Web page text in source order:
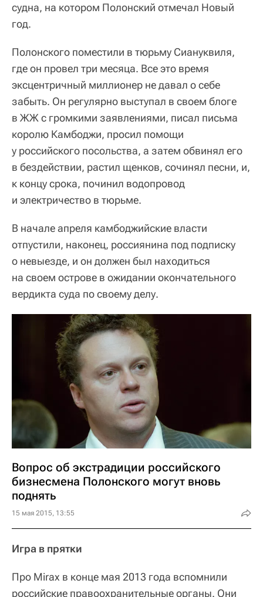
судна, на котором Полонский отмечал Новый
год.
Полонского поместили в тюрьму Сиануквиля,
где он провел три месяца. Все это время
эксцентричный миллионер не давал о себе
забыть. Он регулярно выступал в своем блоге
в ЖЖ с громкими заявлениями, писал письма
королю Камбоджи, просил помощи
у российского посольства, а затем обвинял его
в бездействии, растил щенков, сочинял песни, и,
к концу срока, починил водопровод
и электричество в тюрьме.
В начале апреля камбоджийские власти
отпустили, наконец, россиянина под подписку
о невыезде, и он должен был находиться
на своем острове в ожидании окончательного
вердикта суда по своему делу.
Вопрос об экстрадиции российского
бизнесмена Полонского могут вновь
поднять
15 мая 2015, 13:55
Игра в прятки
Про Mirax в конце мая 2013 года вспомнили
российские правоохранительные органы. Они